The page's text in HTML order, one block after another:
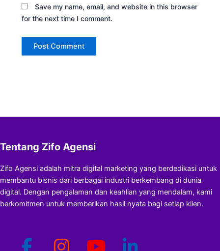
Save my name, email, and website in this browser
for the next time I comment.
Tentang Zifo Agensi
Zifo Agensi adalah mitra digital marketing yang berdedikasi untuk
membantu bisnis dari berbagai industri berkembang di dunia
digital. Dengan pengalaman dan keahlian yang mendalam, kami
berkomitmen untuk memberikan hasil nyata bagi setiap klien.